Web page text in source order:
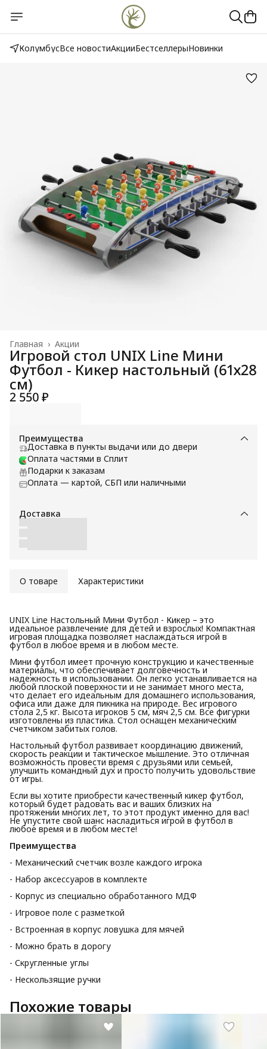
КолумбусВсе новостиАкцииБестселлерыНовинки
Акции
Главная ›
Игровой стол UNIX Line Мини
Футбол - Кикер настольный (61х28
cм)
2 550 ₽
Преимущества
Доставка в пункты выдачи или до двери
Оплата частями в Сплит
Подарки к заказам
Оплата — картой, СБП или наличными
Доставка
О товаре Характеристики
UNIX Line Настольный Мини Футбол - Кикер – это
идеальное развлечение для детей и взрослых! Компактная
игровая площадка позволяет наслаждаться игрой в
футбол в любое время и в любом месте.
Мини футбол имеет прочную конструкцию и качественные
материалы, что обеспечивает долговечность и
надежность в использовании. Он легко устанавливается на
любой плоской поверхности и не занимает много места,
что делает его идеальным для домашнего использования,
офиса или даже для пикника на природе. Вес игрового
стола 2,5 кг. Высота игроков 5 см, мяч 2,5 см. Все фигурки
изготовлены из пластика. Стол оснащен механическим
счетчиком забитых голов.
Настольный футбол развивает координацию движений,
скорость реакции и тактическое мышление. Это отличная
возможность провести время с друзьями или семьей,
улучшить командный дух и просто получить удовольствие
от игры.
Если вы хотите приобрести качественный кикер футбол,
который будет радовать вас и ваших близких на
протяжении многих лет, то этот продукт именно для вас!
Не упустите свой шанс насладиться игрой в футбол в
любое время и в любом месте!
Преимущества
- Механический счетчик возле каждого игрока
- Набор аксессуаров в комплекте
- Корпус из специально обработанного МДФ
- Игровое поле с разметкой
- Встроенная в корпус ловушка для мячей
- Можно брать в дорогу
- Скругленные углы
- Нескользящие ручки
Похожие товары